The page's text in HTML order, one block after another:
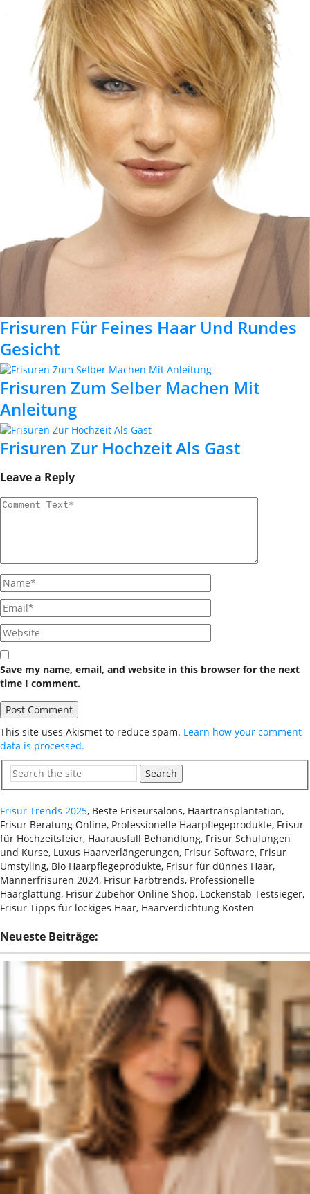
Frisuren Für Feines Haar Und Rundes
Gesicht
Frisuren Zum Selber Machen Mit
Anleitung
Frisuren Zur Hochzeit Als Gast
Leave a Reply
Save my name, email, and website in this browser for the next
time I comment.
This site uses Akismet to reduce spam. Learn how your comment
data is processed.
Search
Frisur Trends 2025, Beste Friseursalons, Haartransplantation,
Frisur Beratung Online, Professionelle Haarpflegeprodukte, Frisur
für Hochzeitsfeier, Haarausfall Behandlung, Frisur Schulungen
und Kurse, Luxus Haarverlängerungen, Frisur Software, Frisur
Umstyling, Bio Haarpflegeprodukte, Frisur für dünnes Haar,
Männerfrisuren 2024, Frisur Farbtrends, Professionelle
Haarglättung, Frisur Zubehör Online Shop, Lockenstab Testsieger,
Frisur Tipps für lockiges Haar, Haarverdichtung Kosten
Neueste Beiträge: